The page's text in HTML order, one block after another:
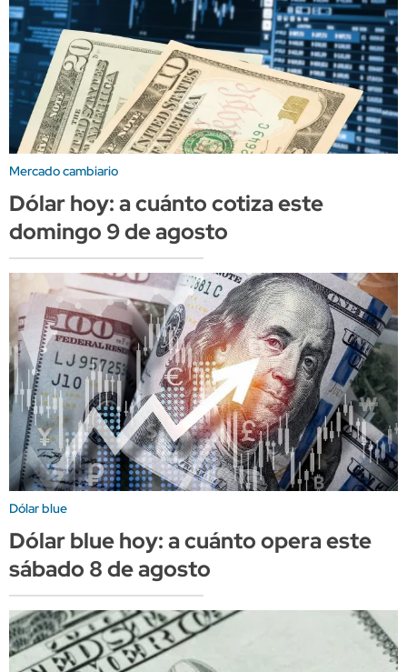
Mercado cambiario
Dólar hoy: a cuánto cotiza este
domingo 9 de agosto
Dólar blue
Dólar blue hoy: a cuánto opera este
sábado 8 de agosto